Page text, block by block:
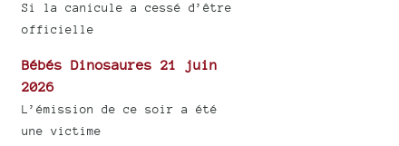
Si la canicule a cessé d’être
officielle
Bébés Dinosaures 21 juin
2026
L’émission de ce soir a été
une victime